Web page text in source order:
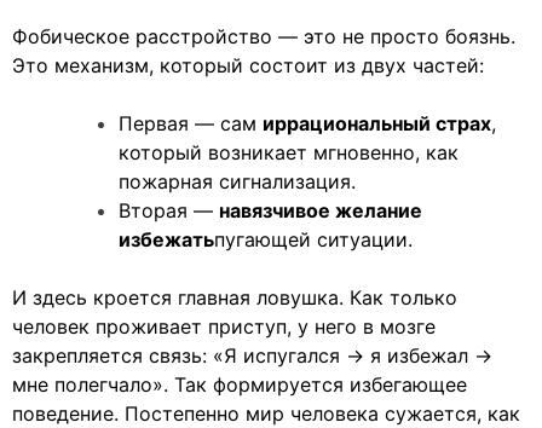
Фобическое расстройство — это не просто боязнь.
Это механизм, который состоит из двух частей:
Первая — сам иррациональный страх,
который возникает мгновенно, как
пожарная сигнализация.
Вторая — навязчивое желание
избежатьпугающей ситуации.
И здесь кроется главная ловушка. Как только
человек проживает приступ, у него в мозге
закрепляется связь: «Я испугался → я избежал →
мне полегчало». Так формируется избегающее
поведение. Постепенно мир человека сужается, как